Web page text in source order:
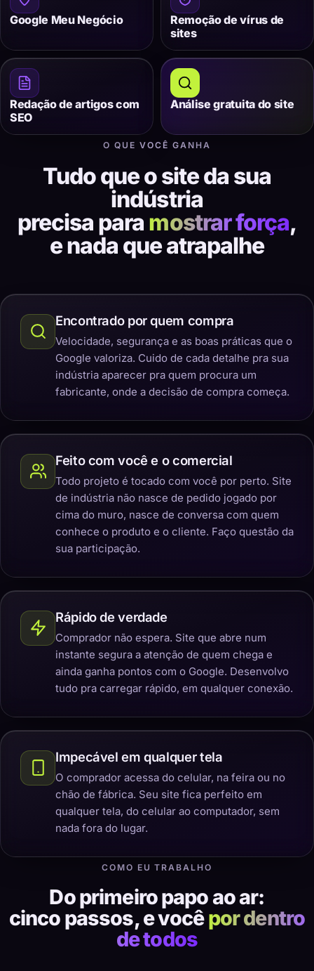
Google Meu Negócio
Remoção de vírus de
sites
Redação de artigos com
SEO
Análise gratuita do site
O QUE VOCÊ GANHA
Tudo que o site da sua
indústria
precisa para mostrar força,
e nada que atrapalhe
Encontrado por quem compra
Velocidade, segurança e as boas práticas que o
Google valoriza. Cuido de cada detalhe pra sua
indústria aparecer pra quem procura um
fabricante, onde a decisão de compra começa.
Feito com você e o comercial
Todo projeto é tocado com você por perto. Site
de indústria não nasce de pedido jogado por
cima do muro, nasce de conversa com quem
conhece o produto e o cliente. Faço questão da
sua participação.
Rápido de verdade
Comprador não espera. Site que abre num
instante segura a atenção de quem chega e
ainda ganha pontos com o Google. Desenvolvo
tudo pra carregar rápido, em qualquer conexão.
Impecável em qualquer tela
O comprador acessa do celular, na feira ou no
chão de fábrica. Seu site fica perfeito em
qualquer tela, do celular ao computador, sem
nada fora do lugar.
COMO EU TRABALHO
Do primeiro papo ao ar:
cinco passos, e vocêpor dentro
de todos